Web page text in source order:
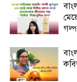
গল্প